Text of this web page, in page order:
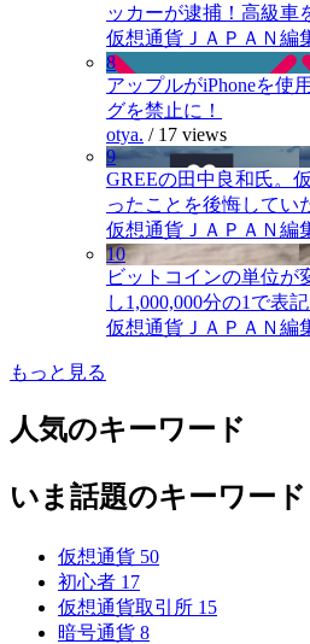
ッカーが逮捕！高級車
仮想通貨ＪＡＰＡＮ編
8
アップルがiPhoneを使
グを禁止に！
otya. / 17 views
9
GREEの田中良和氏。
ったことを後悔してい
仮想通貨ＪＡＰＡＮ編
10
ビットコインの単位
し1,000,000分の1で表記
仮想通貨ＪＡＰＡＮ編
もっと見る
人気のキーワード
いま話題のキーワード
仮想通貨 50
初心者 17
仮想通貨取引所 15
暗号通貨 8